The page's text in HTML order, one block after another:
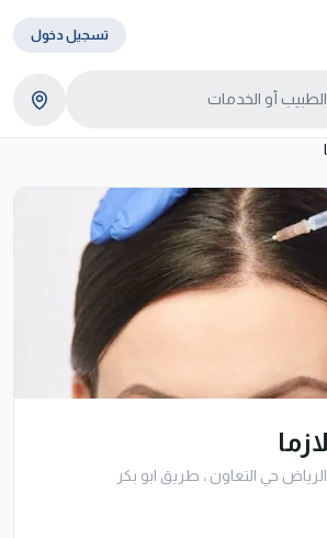
تسجيل دخول
الرياض حي التعاون ، طريق ابو بكر